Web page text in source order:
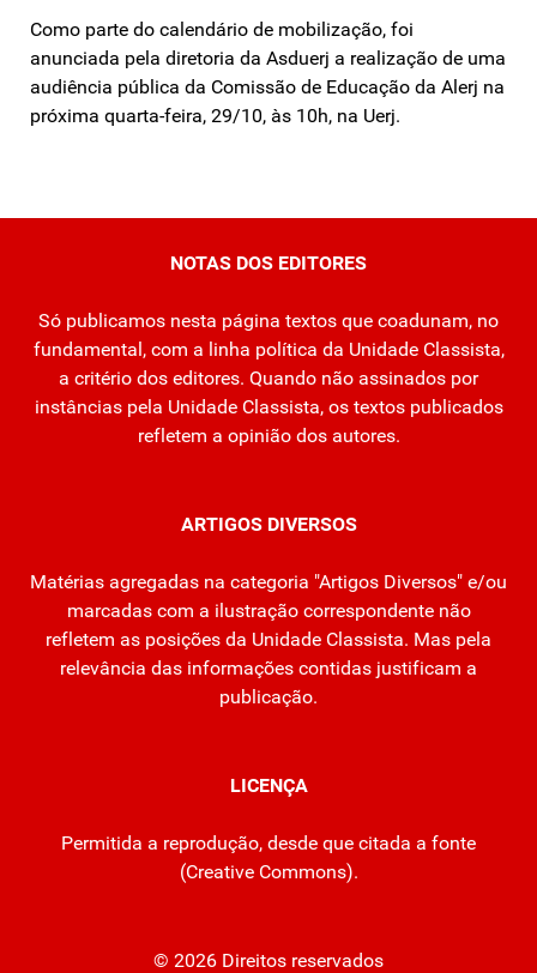
Como parte do calendário de mobilização, foi
anunciada pela diretoria da Asduerj a realização de uma
audiência pública da Comissão de Educação da Alerj na
próxima quarta-feira, 29/10, às 10h, na Uerj.
NOTAS DOS EDITORES
Só publicamos nesta página textos que coadunam, no
fundamental, com a linha política da Unidade Classista,
a critério dos editores. Quando não assinados por
instâncias pela Unidade Classista, os textos publicados
refletem a opinião dos autores.
ARTIGOS DIVERSOS
Matérias agregadas na categoria "Artigos Diversos" e/ou
marcadas com a ilustração correspondente não
refletem as posições da Unidade Classista. Mas pela
relevância das informações contidas justificam a
publicação.
LICENÇA
Permitida a reprodução, desde que citada a fonte
(Creative Commons).
© 2026 Direitos reservados